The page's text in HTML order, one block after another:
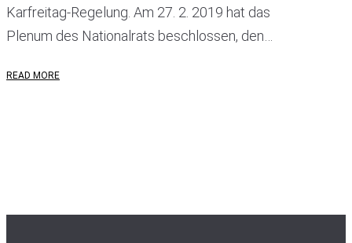
Karfreitag-Regelung. Am 27. 2. 2019 hat das
Plenum des Nationalrats beschlossen, den…
READ MORE